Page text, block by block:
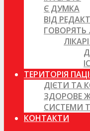
Є ДУМКА
ВІД
ГОВОРЯТЬ
ТЕРИТОРІЯ
ДІЄТИ ТА
ЗДОРОВЕ
СИСТЕМИ
КОНТАКТИ